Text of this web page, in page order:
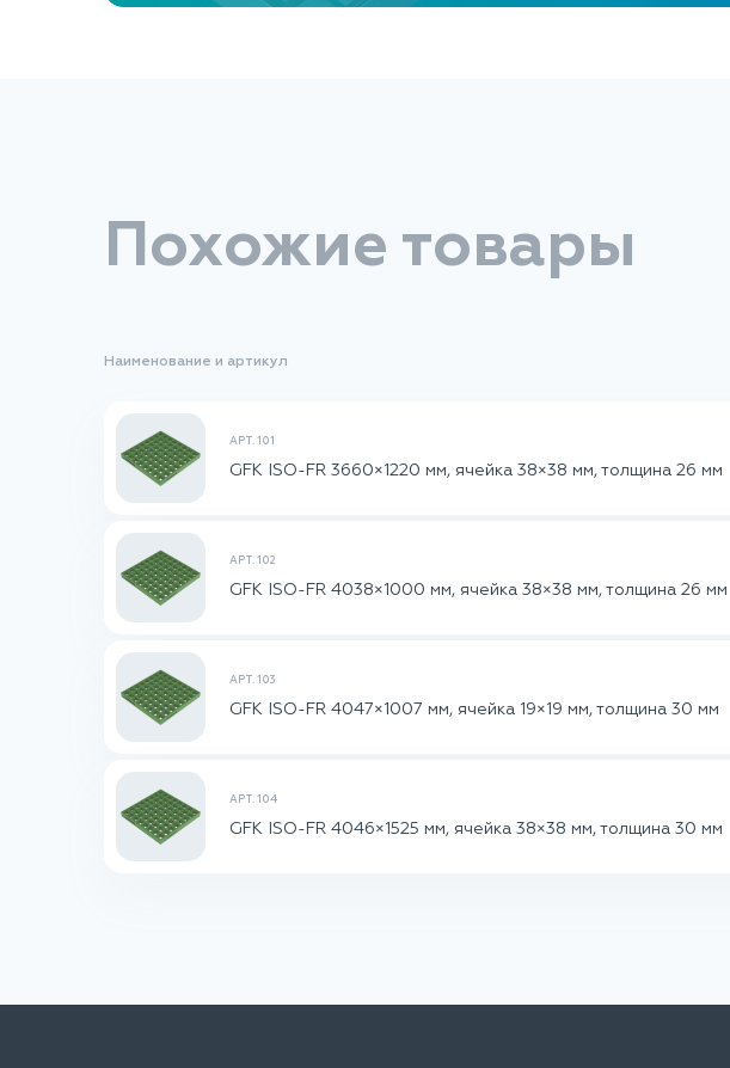
Похожие товары
Наименование и артикул
АРТ. 101
GFK ISO-FR 3660×1220 мм, ячейка 38×38 мм, толщина 26 мм
АРТ. 102
GFK ISO-FR 4038×1000 мм, ячейка 38×38 мм, толщина 26 мм
АРТ. 103
GFK ISO-FR 4047×1007 мм, ячейка 19×19 мм, толщина 30 мм
АРТ. 104
GFK ISO-FR 4046×1525 мм, ячейка 38×38 мм, толщина 30 мм